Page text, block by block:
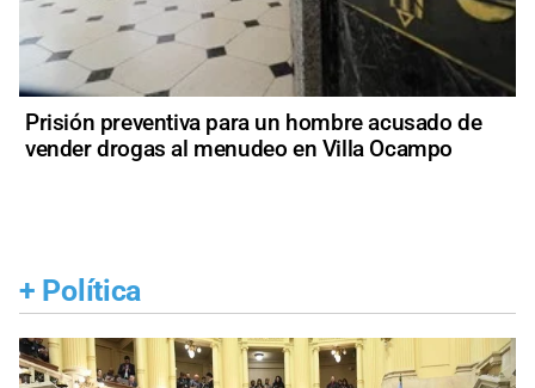
Prisión preventiva para un hombre acusado de
vender drogas al menudeo en Villa Ocampo
+ Política